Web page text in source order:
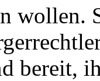
wollen.
bereit,